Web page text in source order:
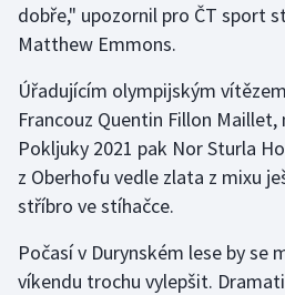
dobře," upozornil pro ČT sport
Matthew Emmons.
Úřadujícím olympijským
Francouz Quentin Fillon
Pokljuky 2021 pak Nor Sturla
z Oberhofu vedle zlata z mixu
stříbro ve stíhačce.
Počasí v Durynském lese by se
víkendu trochu vylepšit.